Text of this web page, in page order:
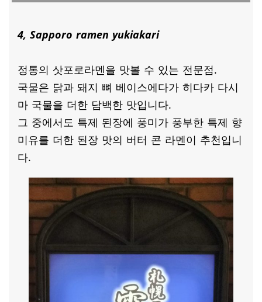
4, Sapporo ramen yukiakari
정통의 삿포로라멘을 맛볼 수 있는 전문점.
국물은 닭과 돼지 뼈 베이스에다가 히다카 다시
마 국물을 더한 담백한 맛입니다.
그 중에서도 특제 된장에 풍미가 풍부한 특제 향
미유를 더한 된장 맛의 버터 콘 라멘이 추천입니
다.